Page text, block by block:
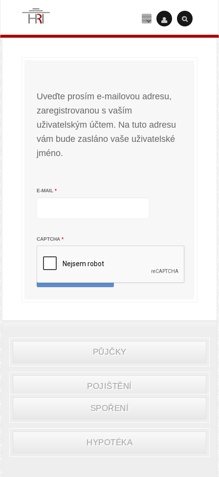
Uveďte prosím e-mailovou adresu,
zaregistrovanou s vaším
uživatelským účtem. Na tuto adresu
vám bude zasláno vaše uživatelské
jméno.
E-MAIL *
CAPTCHA *
PŮJČKY
POJIŠTĚNÍ
SPOŘENÍ
HYPOTÉKA